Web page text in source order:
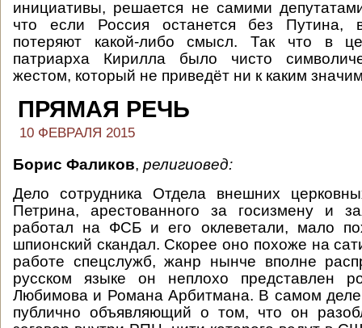
инициативы, решается не самими
что если Россия останется без Путина,
потеряют какой-либо смысл. Так что в
патриарха Кирилла было чисто
жестом, который не приведёт ни к каким
ПРЯМАЯ РЕЧЬ
10 ФЕВРАЛЯ 2015
Борис Фаликов, религиовед:
Дело сотрудника Отдела внешних
Петрина, арестованного за госизмену и
работал на ФСБ и его оклеветали, мало
шпионский скандал. Скорее оно похоже на
работе спецслужб, жанр нынче вполне
русском языке он неплохо представлен
Любимова и Романа Арбитмана. В самом
публично объявляющий о том, что он